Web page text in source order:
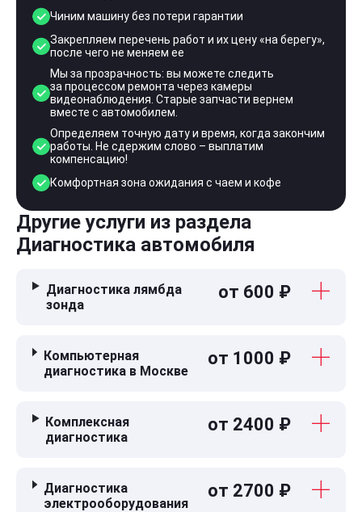
Чиним машину без потери гарантии
Закрепляем перечень работ и их цену «на берегу»,
после чего не меняем ее
Мы за прозрачность: вы можете следить
за процессом ремонта через камеры
видеонаблюдения. Старые запчасти вернем
вместе с автомобилем.
Определяем точную дату и время, когда закончим
работы. Не сдержим слово – выплатим
компенсацию!
Комфортная зона ожидания с чаем и кофе
Другие услуги из раздела
Диагностика автомобиля
Диагностика лямбда
зонда
от 600 ₽
Компьютерная
диагностика в Москве
от 1000 ₽
Комплексная
диагностика
от 2400 ₽
Диагностика
электрооборудования
от 2700 ₽